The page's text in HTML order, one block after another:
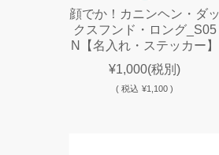
顔でか！カニンヘン・ダッ
クスフンド・ロング_S05
N【名入れ・ステッカー】
¥1,000(税別)
( 税込 ¥1,100 )